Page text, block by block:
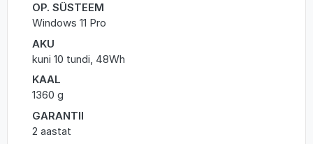
OP. SÜSTEEM
Windows 11 Pro
AKU
kuni 10 tundi, 48Wh
KAAL
1360 g
GARANTII
2 aastat